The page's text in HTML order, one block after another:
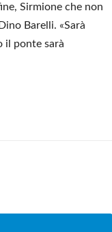
Sirmione che non
Barelli. «Sarà
il ponte sarà